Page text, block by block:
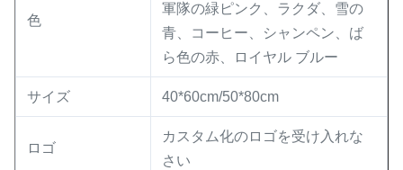
色
軍隊の緑ピンク、ラクダ、雪の
青、コーヒー、シャンペン、ば
ら色の赤、ロイヤル ブルー
サイズ 40*60cm/50*80cm
ロゴ
カスタム化のロゴを受け入れな
さい